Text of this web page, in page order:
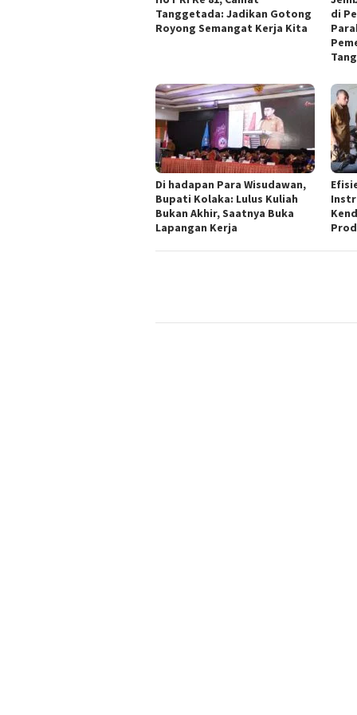
Tanggetada: Jadikan Gotong
Royong Semangat Kerja Kita
di
Di hadapan Para Wisudawan,
Bupati Kolaka: Lulus Kuliah
Bukan Akhir, Saatnya Buka
Lapangan Kerja